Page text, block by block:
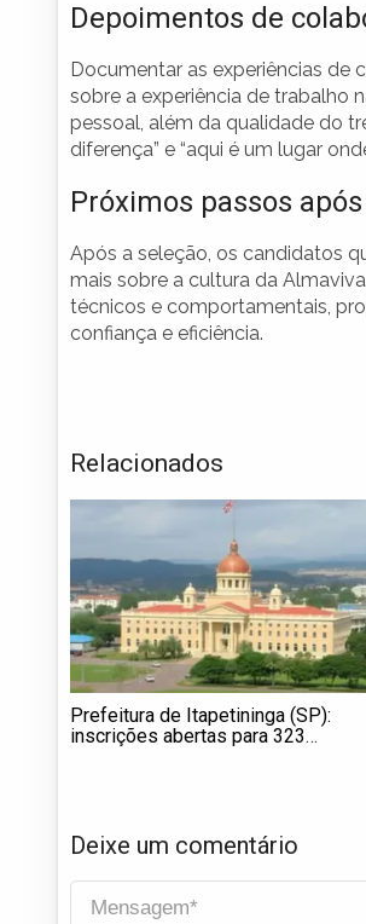
Depoimentos de
Documentar as experiências
sobre a experiência de trabalho
pessoal, além da qualidade do
diferença” e “aqui é um lugar
Próximos passos
Após a seleção, os candidatos
mais sobre a cultura da
técnicos e comportamentais,
confiança e eficiência.
Relacionados
Prefeitura de Itapetininga (SP):
inscrições abertas para 323
Deixe um comentário